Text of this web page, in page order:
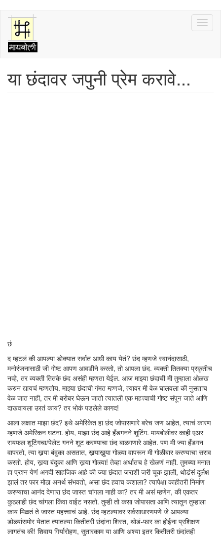
Skip
main
content
या छंदावर जपुनी प्रेम करावे...
छं
द म्हटलं की आपल्या डोक्यात सर्वात आधी काय येतं? छंद म्हणजे स्वानंदासाठी,
मनोरंजनासाठी जी गोष्ट आपण आवडीने करतो, तो आपला छंद. व्यक्ती तितक्या प्रकृतीच
नव्हे, तर व्यक्ती तितके छंद असंही म्हणता येईल. आज माझ्या छंदाची मी तुम्हाला ओळख
करुन द्यायचं म्हणतोय. माझ्या छंदाची गंमत म्हणजे, त्यावर मी वेळ घालवला की नुसताच
वेळ जात नाही, तर मी बरोबर घेऊन जातो त्यातली एक महत्त्वाची गोष्ट संपून जाते आणि
दाखवायला उरतं काय? तर भोकं पडलेले कागद!
आला लक्षात माझा छंद? इथे अमेरिकेत हा छंद जोपासणारे बरेच जण आहेत, त्याचं कारण
म्हणजे अमेरिकन घटना. होय, माझा छंद आहे हँडगनने शूटिंग. मायबोलीवर काही एअर
रायफल शूटिंगचा/पेलेट गनने शूट करण्याचा छंद बाळगणारे आहेत. पण मी ज्या हँडगन
वापरतो, त्या खर्‍या बंदुका असतात, खर्‍याखुर्‍या गोळ्या वापरून मी गोळीबार करण्याचा सराव
करतो. होय, खर्‍या बंदुका आणि खर्‍या गोळ्या! तेव्हा अर्थातच हे खेळणं नाही. तुमच्या मनात
हा प्रश्न येणं अगदी साहजिक आहे की ज्या छंदात जराशी जरी चूक झाली, थोडंसं दुर्लक्ष
झालं तर फार मोठा अनर्थ संभवतो, असा छंद हवाच कशाला? त्यापेक्षा काहीतरी निर्माण
करण्याचा आनंद देणारा छंद जास्त चांगला नाही का? तर मी असं म्हणेन, की एकतर
कुठलाही छंद चांगला किंवा वाईट नसतो. तुम्ही तो कसा जोपासता आणि त्यातून तुम्हाला
काय मिळतं ते जास्त महत्त्वाचं आहे. छंद म्हटल्यावर सर्वसाधारणपणे जे आपल्या
डोळ्यांसमोर येतात त्यातल्या कितीतरी छंदांना शिस्त, थोडं-फार का होईना प्रशिक्षण
लागतंच की! शिवाय गिर्यारोहण, सुतारकाम या आणि अश्या इतर कितीतरी छंदांतही